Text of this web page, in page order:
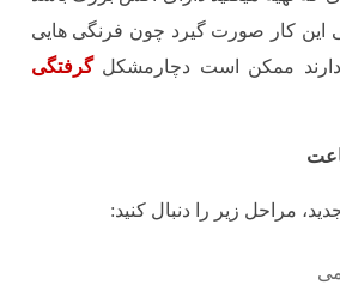
این کار صورت گیرد چون فرنگی هایی
ممکن است دچارمشکلگرفتگی
مراحل زیر را دنبال کنید: